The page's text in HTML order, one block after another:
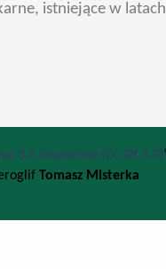
istniejące w
3.0 Unported (CC BY 3.0)
Tomasz Misterka